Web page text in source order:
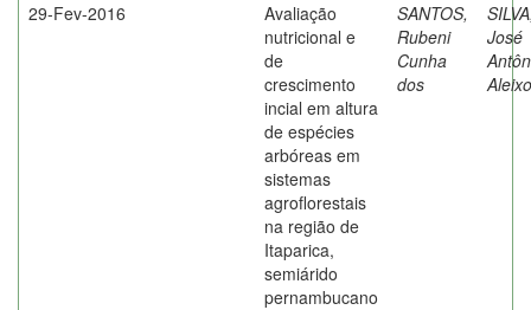
29-Fev-2016
Avaliação
nutricional e
de
crescimento
incial em altura
de espécies
arbóreas em
sistemas
agroflorestais
na região de
Itaparica,
semiárido
pernambucano
SANTOS,
Rubeni
Cunha
dos
José